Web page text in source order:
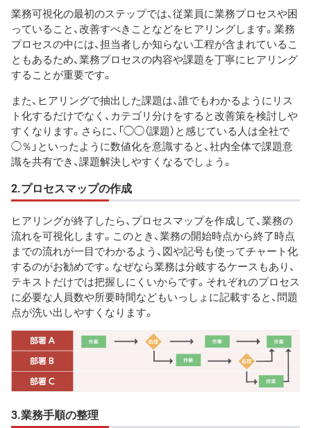
業務可視化の最初のステップでは、従業員に業務プロセスや困
っていること、改善すべきことなどをヒアリングします。業務
プロセスの中には、担当者しか知らない工程が含まれているこ
ともあるため、業務プロセスの内容や課題を丁寧にヒアリング
することが重要です。
また、ヒアリングで抽出した課題は、誰でもわかるようにリス
ト化するだけでなく、カテゴリ分けをすると改善策を検討しや
すくなります。さらに、「◯◯（課題）と感じている人は全社で
◯％」といったように数値化を意識すると、社内全体で課題意
識を共有でき、課題解決しやすくなるでしょう。
2.プロセスマップの作成
ヒアリングが終了したら、プロセスマップを作成して、業務の
流れを可視化します。このとき、業務の開始時点から終了時点
までの流れが一目でわかるよう、図や記号も使ってチャート化
するのがお勧めです。なぜなら業務は分岐するケースもあり、
テキストだけでは把握しにくいからです。それぞれのプロセス
に必要な人員数や所要時間などもいっしょに記載すると、問題
点が洗い出しやすくなります。
3.業務手順の整理